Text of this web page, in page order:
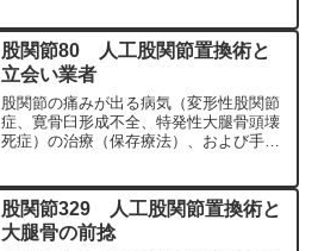
科専門医（人工関節手術を専門）の塗山
正宏が色々と説明します。
股関節80 人工股関節置換術と
立会い業者
股関節の痛みが出る病気（変形性股関節
症、寛骨臼形成不全、特発性大腿骨頭壊
死症）の治療（保存療法）、および手術
科専門医（人工関節手術を専門）の塗山
正宏が色々と説明します。
股関節329 人工股関節置換術と
大腿骨の前捻